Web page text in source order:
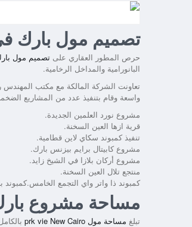
تصميم مول بارك
حرص المطور العقاري على تصميم مول
البانورامية والمداخل الرخامية.
تعاونت الشركة المالكة مع مكتب المهندس
واسعة وقام بتنفيذ عدد من المشاريع
مشروع نورد العلمين الجديدة.
قرية ازها العين السخنة.
تنفيذ كمبوند سكاي لاين قطامية.
مشروع كابيتال برايم بيزنس بارك.
مشروع أركان بلازا في الشيخ زايد.
منتجع تلال العين السخنة.
كمبوند ذا واتر واي التجمع الخامس.كمبوند
مساحة مشروع
تبلغ مساحة مول prk vie New Cairo
بالكامل